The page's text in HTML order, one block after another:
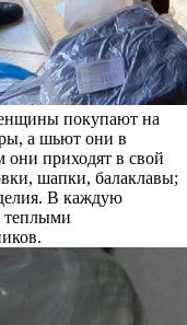
покупают на
а шьют они в
они приходят в свой
шапки, балаклавы;
В каждую
теплыми